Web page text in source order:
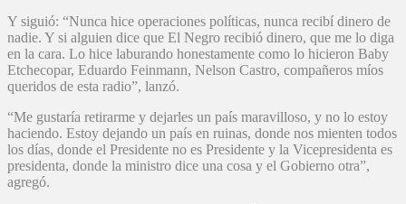
Y siguió: “Nunca hice operaciones políticas, nunca recibí dinero de
nadie. Y si alguien dice que El Negro recibió dinero, que me lo diga
en la cara. Lo hice laburando honestamente como lo hicieron Baby
Etchecopar, Eduardo Feinmann, Nelson Castro, compañeros míos
queridos de esta radio”, lanzó.
“Me gustaría retirarme y dejarles un país maravilloso, y no lo estoy
haciendo. Estoy dejando un país en ruinas, donde nos mienten todos
los días, donde el Presidente no es Presidente y la Vicepresidenta es
presidenta, donde la ministro dice una cosa y el Gobierno otra”,
agregó.